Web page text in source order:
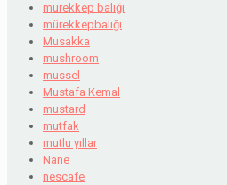
mürekkep balığı
mürekkepbalığı
Musakka
mushroom
mussel
Mustafa Kemal
mustard
mutfak
mutlu yıllar
Nane
nescafe